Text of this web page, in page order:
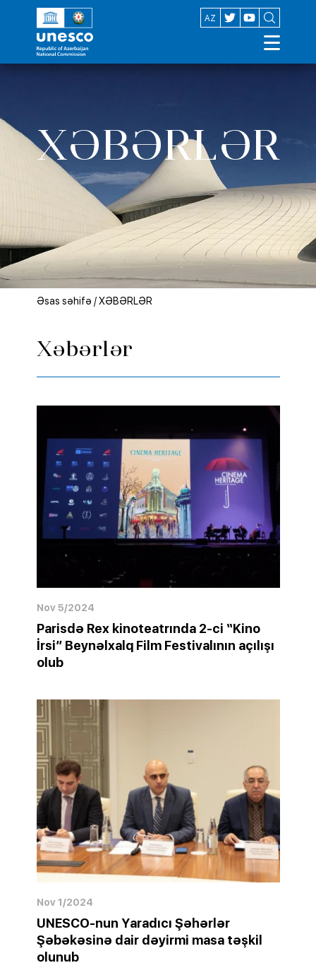
AZ
EN
XƏBƏRLƏR
Əsas səhifə /XƏBƏRLƏR
Xəbərlər
Nov 5/2024
Parisdə Rex kinoteatrında 2-ci “Kino
İrsi” Beynəlxalq Film Festivalının açılışı
olub
Nov 1/2024
UNESCO-nun Yaradıcı Şəhərlər
Şəbəkəsinə dair dəyirmi masa təşkil
olunub